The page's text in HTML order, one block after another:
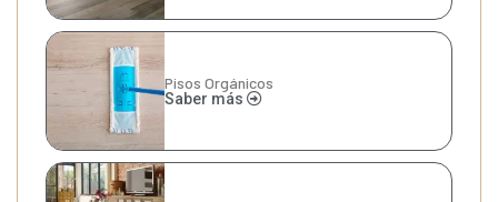
Pisos Orgánicos
Saber más